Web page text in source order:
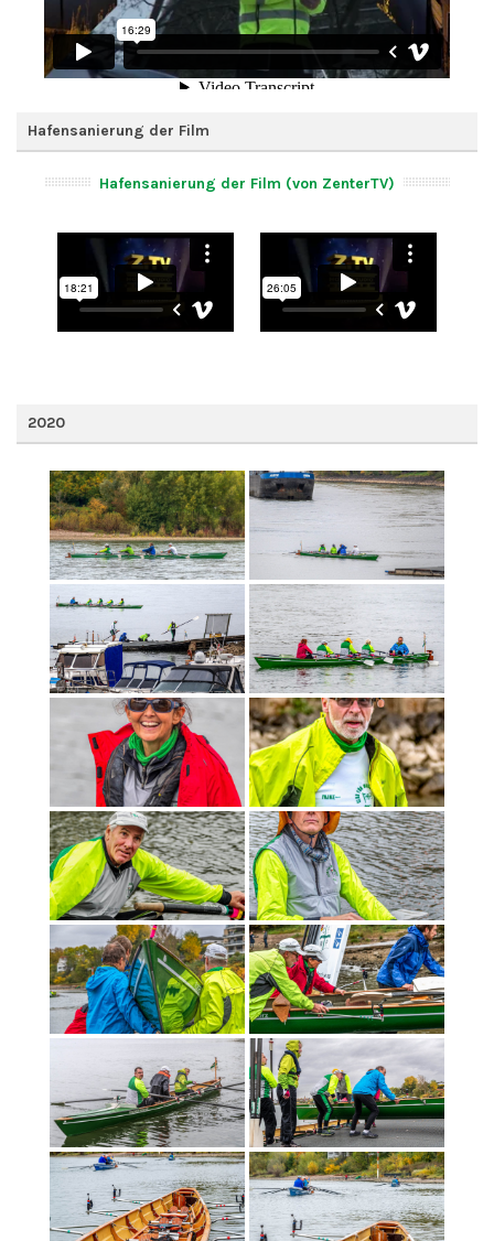
Hafensanierung der Film
Hafensanierung der Film (von ZenterTV)
2020